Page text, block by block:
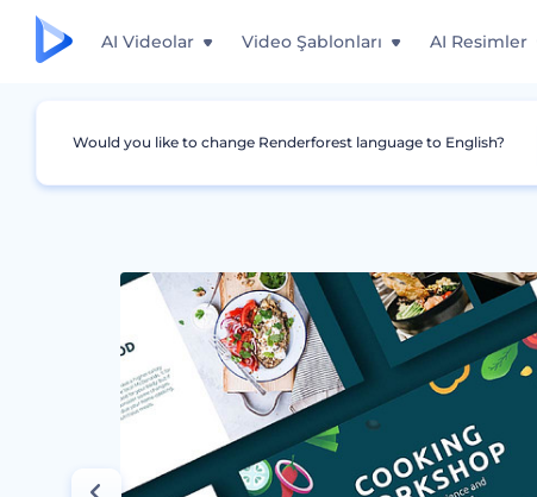
AI Videolar Video Şablonları AI Resimler
Grafikler Sunumlar Aşçılık Atölyesi Sunumu
Would you like to change Renderforest language to English?